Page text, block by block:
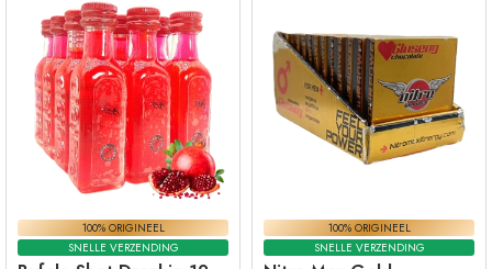
100% ORIGINEEL
SNELLE VERZENDING
100% ORIGINEEL
SNELLE VERZENDING